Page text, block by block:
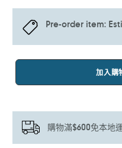
Pre-order item:
加入購
購物滿$600免本地